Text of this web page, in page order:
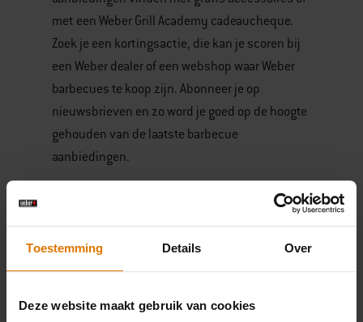
Toestemming Details Over
Deze website maakt gebruik van cookies
met een Weber Grill Academy cadeaucheque.
Zoek je een kortingsactie, die kan je scoren bij
een Weber dealer of een webshop waar Weber
barbecues te koop zijn. Abonneer je op
nieuwsbrieven en zo word je goed op de hoogte
gehouden van de laatste barbecue
aanbiedingen.
Gas BBQ aanbieding, houtskool BBQ aanbieding
en elektrische BBQ
Verschillende aanbiedingen voor verschillende
type barbecues. Bekijk eerst welke barbecue